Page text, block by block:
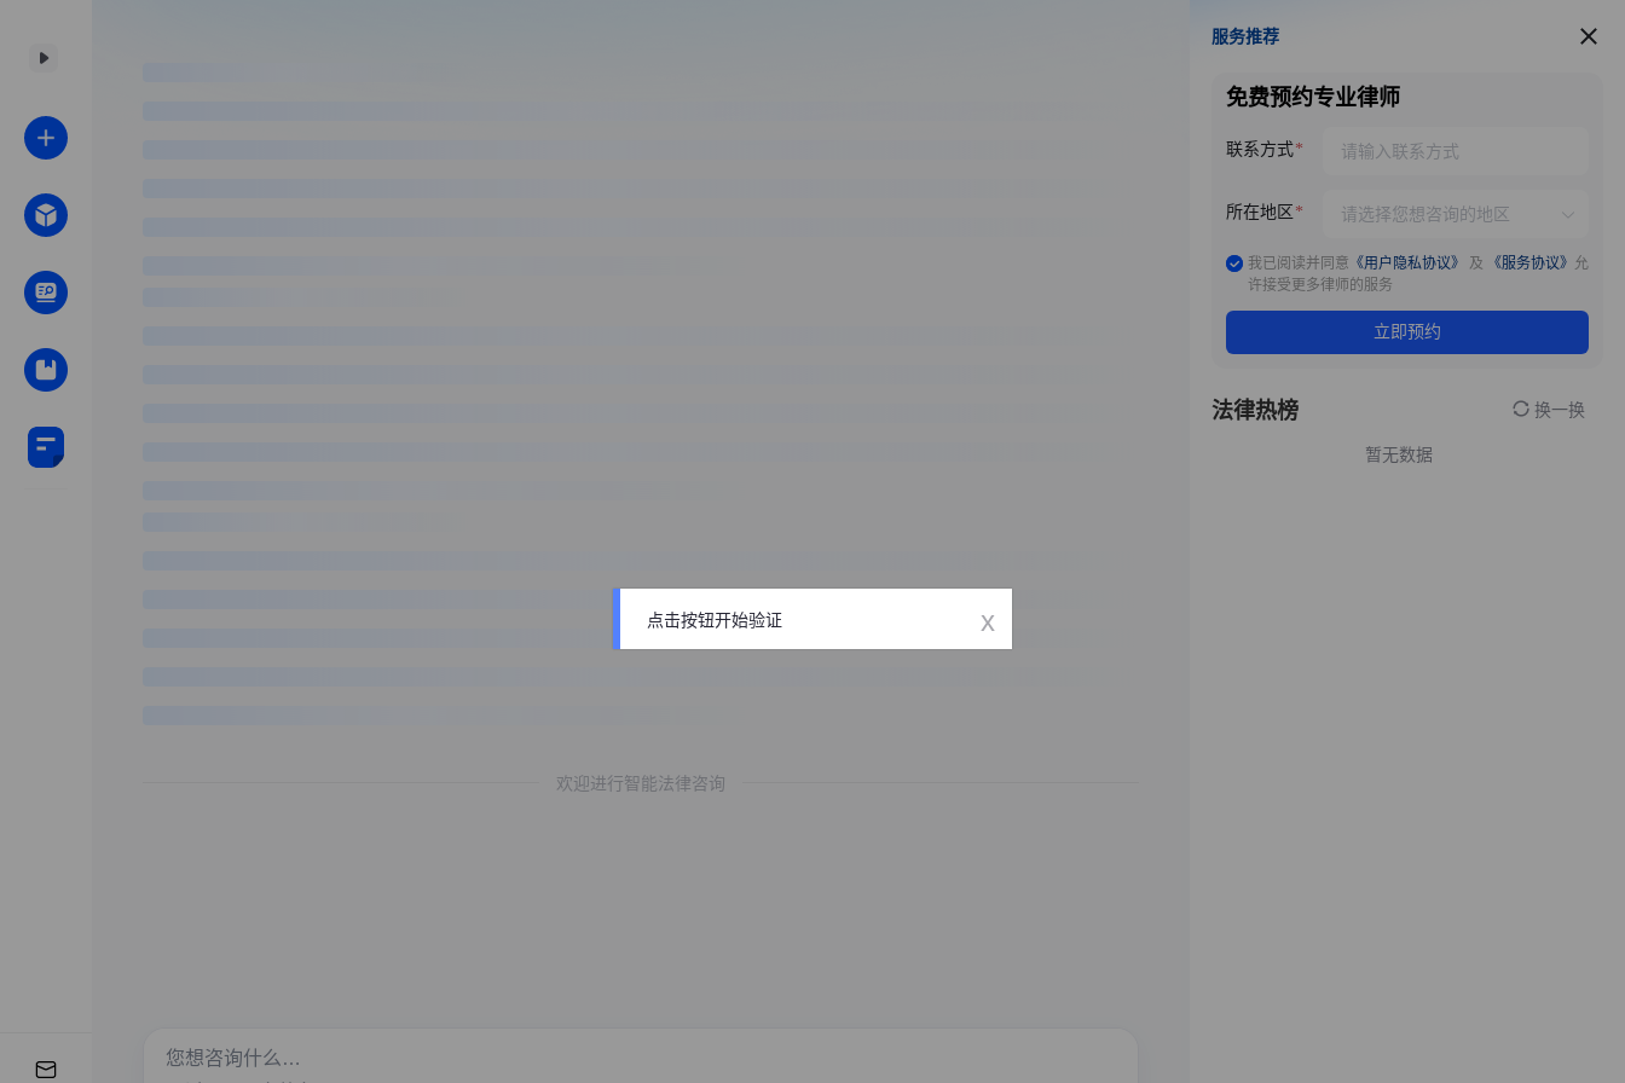
欢迎进行智能法律咨询
服务推荐
服务推荐
免费预约专业律师
联系方式
所在地区
我已阅读并同意 《用户隐私协议》 及 《服务协议》 允
许接受更多律师的服务
立即预约
法律热榜 换一换
暂无数据
点击按钮开始验证 x